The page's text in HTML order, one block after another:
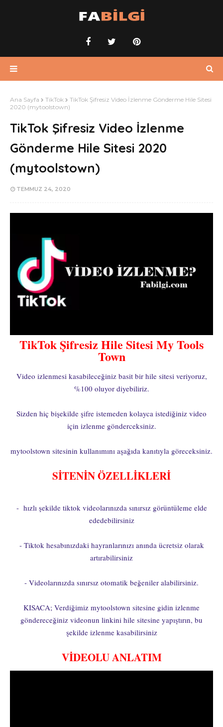
Ana Sayfa TikTok
TikTok Şifresiz Video İzlenme Gönderme Hile Sitesi
2020 (mytoolstown)
TikTok Şifresiz Video İzlenme
Gönderme Hile Sitesi 2020
(mytoolstown)
TEMMUZ 24, 2020
TikTok Şifresiz Hile Sitesi My Tools
Town
Video izlenmesi kasabileceğiniz basit bir hile sitesi veriyoruz,
%100 oluyor diyebiliriz.
Sizden hiç bişekilde şifre istemeden kolayca istediğiniz video
için izlenme gönderceksiniz.
mytoolstown sitesinin kullanımını aşağıda kanıtıyla göreceksiniz.
SİTENİN ÖZELLİKLERİ
- hızlı şekilde tiktok videolarınızda sınırsız görüntüleme elde
ededebilirsiniz
- Tiktok hesabınızdaki hayranlarınızı anında ücretsiz olarak
artırabilirsiniz
- Videolarınızda sınırsız otomatik beğeniler alabilirsiniz.
KISACA; Verdiğimiz mytoolstown sitesine gidin izlenme
göndereceğiniz videonun linkini hile sitesine yapıştırın, bu
şekilde izlenme kasabilirsiniz
VİDEOLU ANLATIM